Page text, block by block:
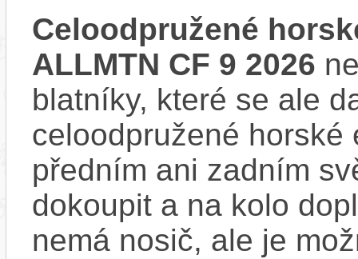
Celoodpružené
ALLMTN CF 9 2026
blatníky, které se ale
celoodpružené
předním ani zadním
dokoupit a na kolo
nemá nosič, ale je